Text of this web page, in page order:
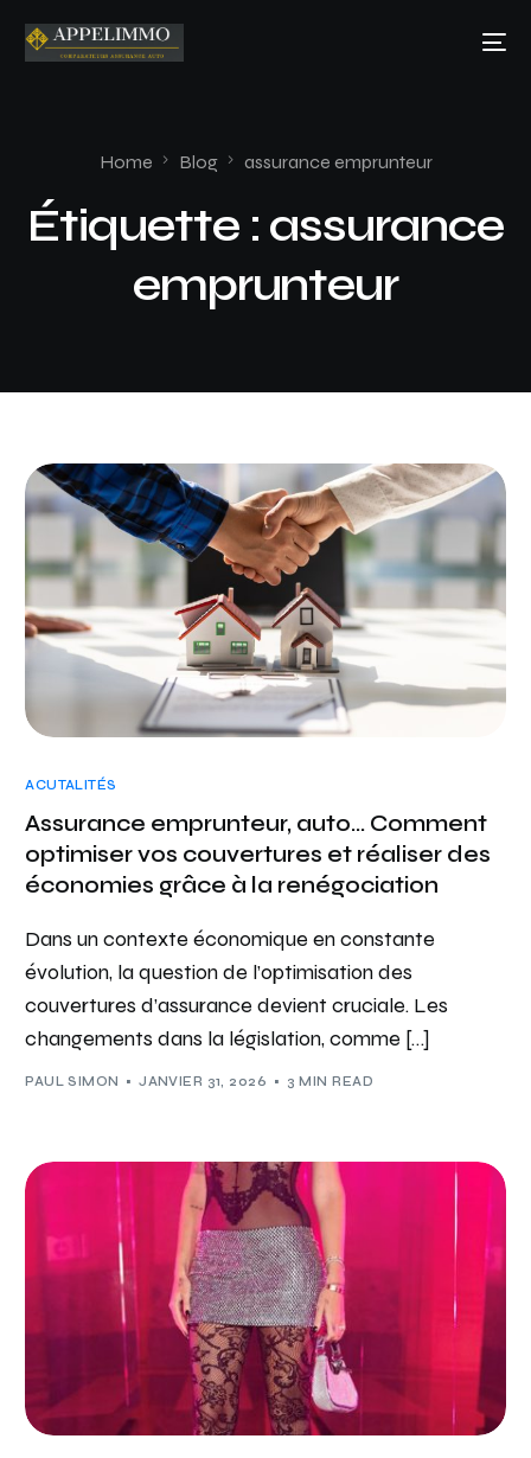
Home Blog assurance emprunteur
Étiquette : assurance
emprunteur
ACUTALITÉS
Assurance emprunteur, auto… Comment
optimiser vos couvertures et réaliser des
économies grâce à la renégociation
Dans un contexte économique en constante
évolution, la question de l’optimisation des
couvertures d’assurance devient cruciale. Les
changements dans la législation, comme […]
PAUL SIMON JANVIER 31, 2026 3 MIN READ